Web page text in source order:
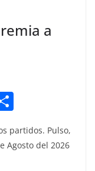
a
m
p
partidos. Pulso,
Agosto del 2026